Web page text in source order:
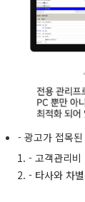
- 광고가 접목
- 고객관리비
- 타사와 차